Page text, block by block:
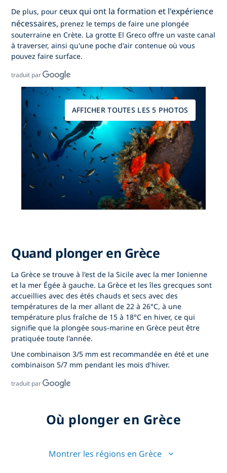
De plus, pourceux qui ont la formation et l'expérience
nécessaires, prenez le temps de faire une plongée
souterraine en Crète. La grotte El Greco offre un vaste canal
à traverser, ainsi qu'une poche d'air contenue où vous
pouvez faire surface.
traduit par
AFFICHER TOUTES LES 5 PHOTOS
Quand plonger en Grèce
La Grèce se trouve à l'est de la Sicile avec la mer Ionienne
et la mer Égée à gauche. La Grèce et les îles grecques sont
accueillies avec des étés chauds et secs avec des
températures de la mer allant de 22 à 26°C, à une
température plus fraîche de 15 à 18°C en hiver, ce qui
signifie que la plongée sous-marine en Grèce peut être
pratiquée toute l'année.
Une combinaison 3/5 mm est recommandée en été et une
combinaison 5/7 mm pendant les mois d'hiver.
traduit par
Où plonger en Grèce
Montrer les régions en Grèce